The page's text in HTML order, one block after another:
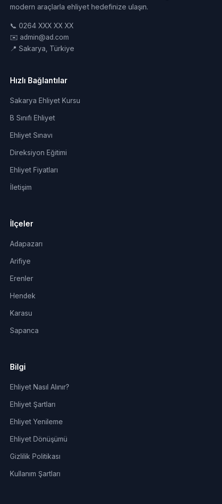
modern araçlarla ehliyet hedefinize ulaşın.
📞 0264 XXX XX XX
✉️ admin@ad.com
📍 Sakarya, Türkiye
Hızlı Bağlantılar
Sakarya Ehliyet Kursu
B Sınıfı Ehliyet
Ehliyet Sınavı
Direksiyon Eğitimi
Ehliyet Fiyatları
İletişim
İlçeler
Adapazarı
Arifiye
Erenler
Hendek
Karasu
Sapanca
Bilgi
Ehliyet Nasıl Alınır?
Ehliyet Şartları
Ehliyet Yenileme
Ehliyet Dönüşümü
Gizlilik Politikası
Kullanım Şartları